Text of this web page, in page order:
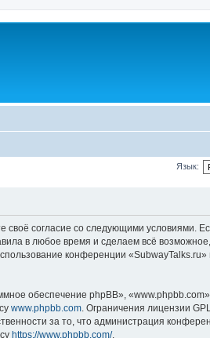
Язык:
согласие со следующими условиями.
в любое время и сделаем всё
конференции «SubwayTalks.ru»
обеспечение phpBB»,
www.phpbb.com . Ограничения лицензии
за то, что администрация
https://www.phpbb.com/.